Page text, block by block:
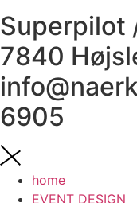
Superpilot
7840
6905
home
EVENT DESIGN